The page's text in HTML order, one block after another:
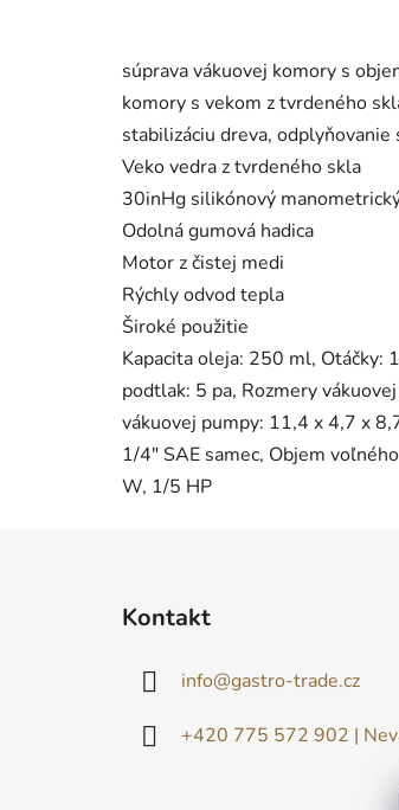
súprava vákuovej komory s
komory s vekom z tvrdeného
stabilizáciu dreva,
Veko vedra z tvrdeného skla
30inHg silikónový
Odolná gumová hadica
Motor z čistej medi
Rýchly odvod tepla
Široké použitie
Kapacita oleja: 250 ml,
podtlak: 5 pa, Rozmery
vákuovej pumpy: 11,4 x 4,7 x
1/4" SAE samec, Objem
W, 1/5 HP
Kontakt
info@gastro-trade.cz
+420 775 572 902 |